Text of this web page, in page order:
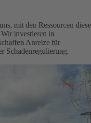
mit den Ressourcen
investieren in
Anreize für
Schadenregulierung.